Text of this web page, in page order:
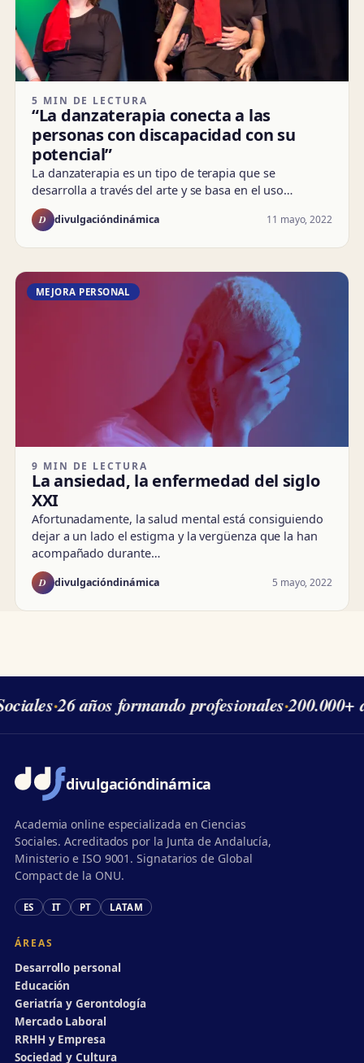
5 MIN DE LECTURA
“La danzaterapia conecta a las
personas con discapacidad con su
potencial”
La danzaterapia es un tipo de terapia que se
desarrolla a través del arte y se basa en el uso…
D divulgacióndinámica 11 mayo, 2022
MEJORA PERSONAL
9 MIN DE LECTURA
La ansiedad, la enfermedad del siglo
XXI
Afortunadamente, la salud mental está consiguiendo
dejar a un lado el estigma y la vergüenza que la han
acompañado durante…
D divulgacióndinámica 5 mayo, 2022
·26 años formando profesionales·200.000+
divulgacióndinámica
Academia online especializada en Ciencias
Sociales. Acreditados por la Junta de Andalucía,
Ministerio e ISO 9001. Signatarios de Global
Compact de la ONU.
ES IT PT LATAM
ÁREAS
Desarrollo personal
Educación
Geriatría y Gerontología
Mercado Laboral
RRHH y Empresa
Sociedad y Cultura